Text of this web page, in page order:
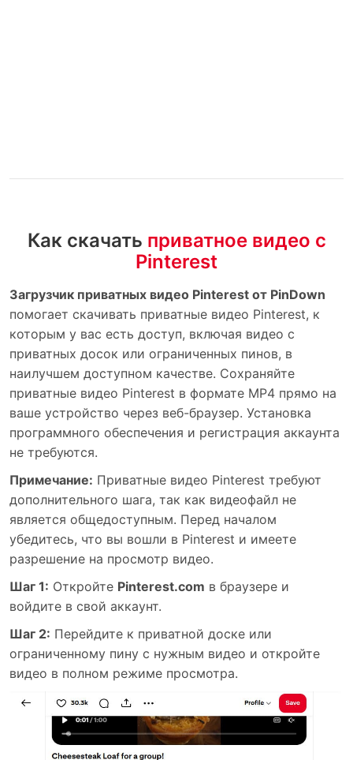
Как скачать приватное видео с
Pinterest
Загрузчик приватных видео Pinterest от PinDown
помогает скачивать приватные видео Pinterest, к
которым у вас есть доступ, включая видео с
приватных досок или ограниченных пинов, в
наилучшем доступном качестве. Сохраняйте
приватные видео Pinterest в формате MP4 прямо на
ваше устройство через веб-браузер. Установка
программного обеспечения и регистрация аккаунта
не требуются.
Примечание: Приватные видео Pinterest требуют
дополнительного шага, так как видеофайл не
является общедоступным. Перед началом
убедитесь, что вы вошли в Pinterest и имеете
разрешение на просмотр видео.
Шаг 1: Откройте Pinterest.com в браузере и
войдите в свой аккаунт.
Шаг 2: Перейдите к приватной доске или
ограниченному пину с нужным видео и откройте
видео в полном режиме просмотра.